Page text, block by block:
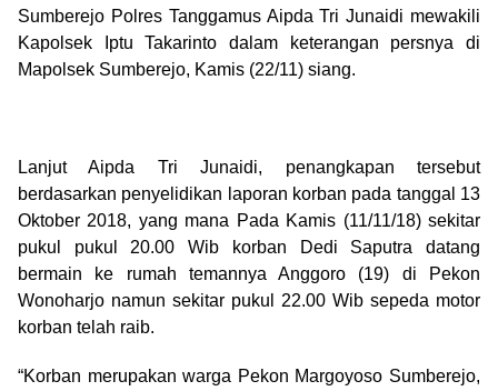
Sumberejo Polres Tanggamus Aipda Tri Junaidi mewakili
Kapolsek Iptu Takarinto dalam keterangan persnya di
Mapolsek Sumberejo, Kamis (22/11) siang.
Lanjut Aipda Tri Junaidi, penangkapan tersebut
berdasarkan penyelidikan laporan korban pada tanggal 13
Oktober 2018, yang mana Pada Kamis (11/11/18) sekitar
pukul pukul 20.00 Wib korban Dedi Saputra datang
bermain ke rumah temannya Anggoro (19) di Pekon
Wonoharjo namun sekitar pukul 22.00 Wib sepeda motor
korban telah raib.
“Korban merupakan warga Pekon Margoyoso Sumberejo,